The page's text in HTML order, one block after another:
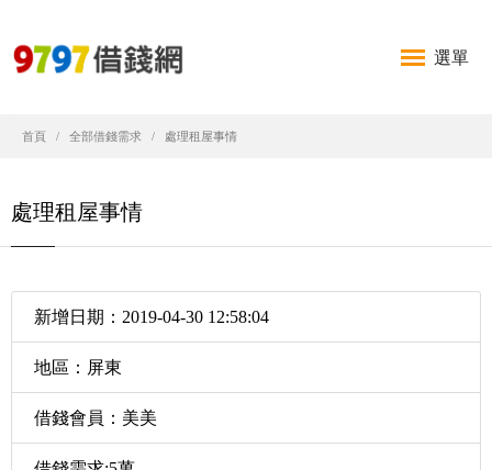
選單
首頁 全部借錢需求 處理租屋事情
處理租屋事情
新增日期：2019-04-30 12:58:04
地區：屏東
借錢會員：美美